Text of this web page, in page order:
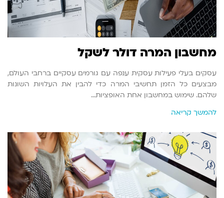
מחשבון המרה דולר לשקל
עסקים בעלי פעילות עסקית ענפה עם גורמים עסקיים ברחבי העולם,
מבצעים כל הזמן תחשיבי המרה כדי להבין את העלויות השונות
שלהם. שימוש במחשבון אחת האופציות…
להמשך קריאה